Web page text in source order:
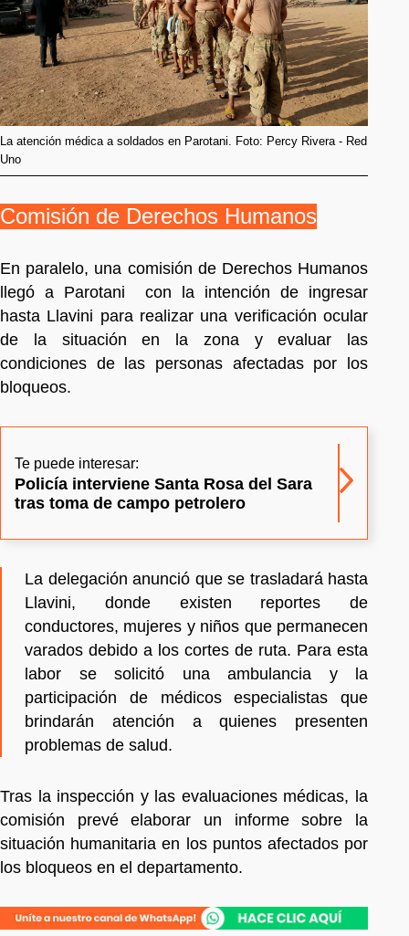
La atención médica a soldados en Parotani. Foto: Percy Rivera - Red
Uno
Comisión de Derechos Humanos
En paralelo, una comisión de Derechos Humanos
llegó a Parotani con la intención de ingresar
hasta Llavini para realizar una verificación ocular
de la situación en la zona y evaluar las
condiciones de las personas afectadas por los
bloqueos.
Te puede interesar:
Policía interviene Santa Rosa del Sara
tras toma de campo petrolero
La delegación anunció que se trasladará hasta
Llavini, donde existen reportes de
conductores, mujeres y niños que permanecen
varados debido a los cortes de ruta. Para esta
labor se solicitó una ambulancia y la
participación de médicos especialistas que
brindarán atención a quienes presenten
problemas de salud.
Tras la inspección y las evaluaciones médicas, la
comisión prevé elaborar un informe sobre la
situación humanitaria en los puntos afectados por
los bloqueos en el departamento.